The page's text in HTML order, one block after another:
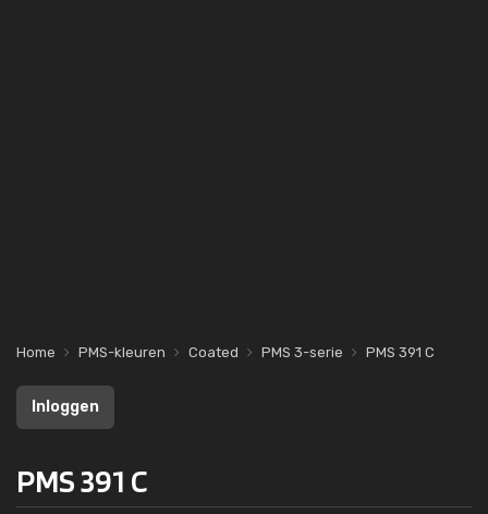
Home PMS-kleuren Coated PMS 3-serie PMS 391 C
Inloggen
PMS 391 C